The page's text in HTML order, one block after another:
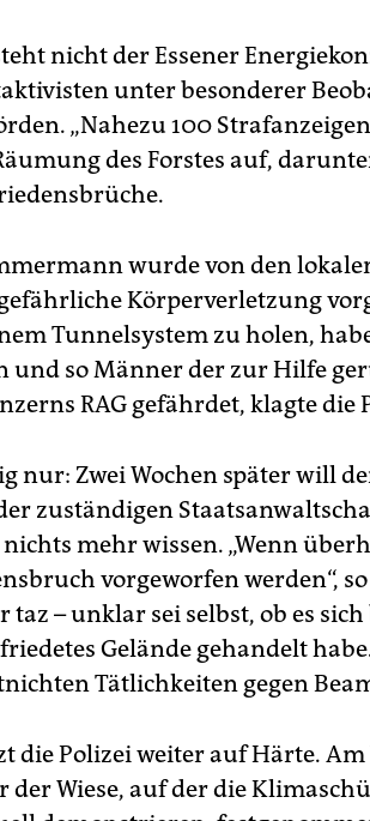
nicht der Essener
unter besonderer
„Nahezu 100
des Forstes auf,
wurde von den
Körperverletzung
Tunnelsystem zu holen,
und so Männer der zur Hilfe
RAG gefährdet, klagte
nur: Zwei Wochen später will
zuständigen
mehr wissen. „Wenn
vorgeworfen werden“,
– unklar sei selbst, ob es
Gelände gehandelt
Tätlichkeiten gegen
die Polizei weiter auf Härte.
der Wiese, auf der die